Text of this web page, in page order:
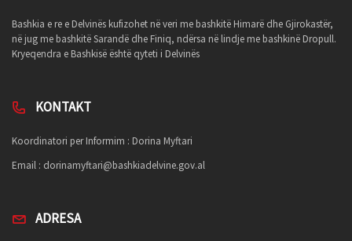
Bashkia e re e Delvinës kufizohet në veri me bashkitë Himarë dhe Gjirokastër,
në jug me bashkitë Sarandë dhe Finiq, ndërsa në lindje me bashkinë Dropull.
Kryeqendra e Bashkisë është qyteti i Delvinës
KONTAKT
Koordinatori per Informim : Dorina Myftari
Email : dorinamyftari@bashkiadelvine.gov.al
ADRESA